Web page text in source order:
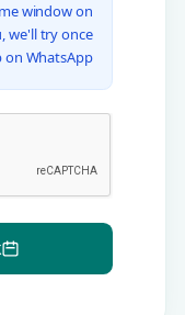
window on
we'll try once
WhatsApp.